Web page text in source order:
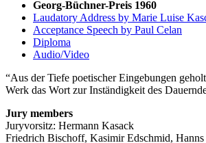
Georg-Büchner-Preis 1960
Laudatory Address by Marie Luise
Acceptance Speech by Paul Celan
Diploma
Audio/Video
Aus der Tiefe poetischer Eingebungen
Werk das Wort zur Inständigkeit des
Jury members
Juryvorsitz: Hermann Kasack
Friedrich Bischoff, Kasimir Edschmid, Hanns